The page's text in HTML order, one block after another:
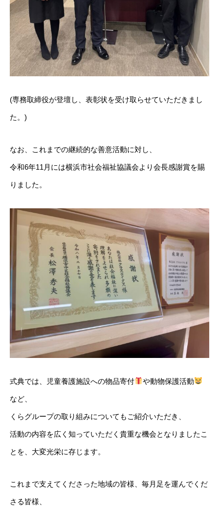
(専務取締役が登壇し、表彰状を受け取らせていただきまし
た。)
なお、これまでの継続的な善意活動に対し、
令和6年11月には横浜市社会福祉協議会より会長感謝賞を賜
りました。
式典では、児童養護施設への物品寄付 や動物保護活動
など、
くらグループの取り組みについてもご紹介いただき、
活動の内容を広く知っていただく貴重な機会となりましたこ
とを、大変光栄に存じます。
これまで支えてくださった地域の皆様、毎月足を運んでくだ
さる皆様、